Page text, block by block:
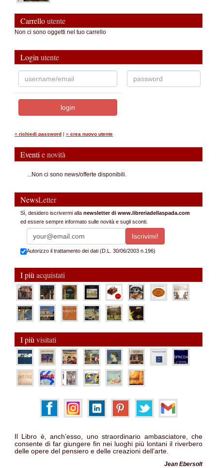
Carrelloutente
Non ci sono oggetti nel tuo carrello
Login utente
» richiedi password | » crea nuovo utente
Eventi e novità
...Non ci sono news/offerte disponibili.
NewsLetter
Sì, desidero iscrivermi alla newsletter di www.libreriadellaspada.com
ed essere sempre informato sulle novità e sugli sconti.
Autorizzo il trattamento dei dati (D.L. 30/06/2003 n.196)
I più acquistati
I più visitati
Il Libro è, anch’esso, uno straordinario ambasciatore, che
consente di far giungere fin nei luoghi più lontani il riverbero
delle opere del pensiero e delle creazioni dell’arte.
Jean Ebersolt